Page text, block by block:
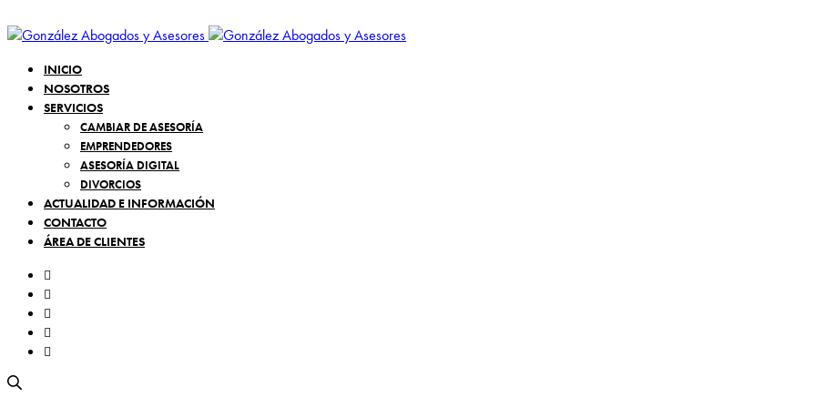
INICIO
NOSOTROS
SERVICIOS
CAMBIAR DE ASESORÍA
EMPRENDEDORES
ASESORÍA DIGITAL
DIVORCIOS
ACTUALIDAD E INFORMACIÓN
CONTACTO
ÁREA DE CLIENTES